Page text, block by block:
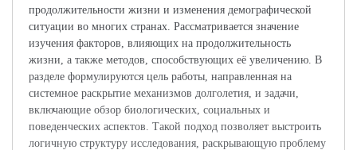
продолжительности жизни и изменения демографической
ситуации во многих странах. Рассматривается значение
изучения факторов, влияющих на продолжительность
жизни, а также методов, способствующих её увеличению. В
разделе формулируются цель работы, направленная на
системное раскрытие механизмов долголетия, и задачи,
включающие обзор биологических, социальных и
поведенческих аспектов. Такой подход позволяет выстроить
логичную структуру исследования, раскрывающую проблему